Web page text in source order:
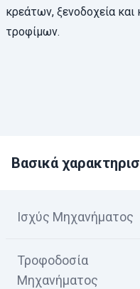
κρεάτων, ξενοδοχεία
τροφίμων.
Βασικά
Ισχύς Μηχανήματος
Τροφοδοσία
Μηχανήματος